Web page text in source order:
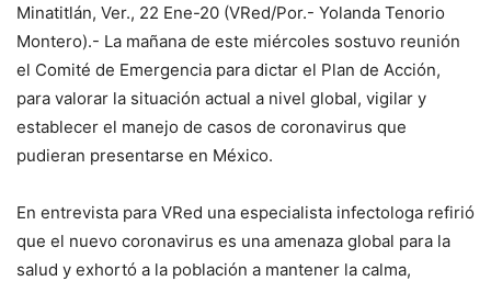
Minatitlán, Ver., 22 Ene-20 (VRed/Por.- Yolanda Tenorio
Montero).- La mañana de este miércoles sostuvo reunión
el Comité de Emergencia para dictar el Plan de Acción,
para valorar la situación actual a nivel global, vigilar y
establecer el manejo de casos de coronavirus que
pudieran presentarse en México.
En entrevista para VRed una especialista infectologa refirió
que el nuevo coronavirus es una amenaza global para la
salud y exhortó a la población a mantener la calma,